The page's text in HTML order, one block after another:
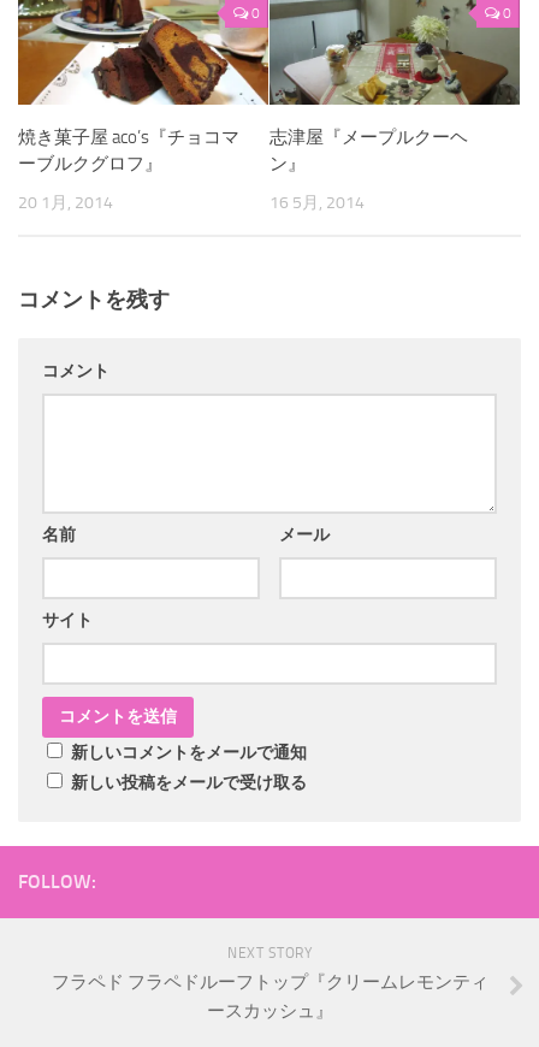
0
焼き菓子屋 aco’s『チョコマ
ーブルクグロフ』
20 1月, 2014
0
志津屋『メープルクーヘ
ン』
16 5月, 2014
コメントを残す
コメント
名前 メール
サイト
新しいコメントをメールで通知
新しい投稿をメールで受け取る
FOLLOW:
NEXT STORY
フラペド フラペドルーフトップ『クリームレモンティ
ースカッシュ』